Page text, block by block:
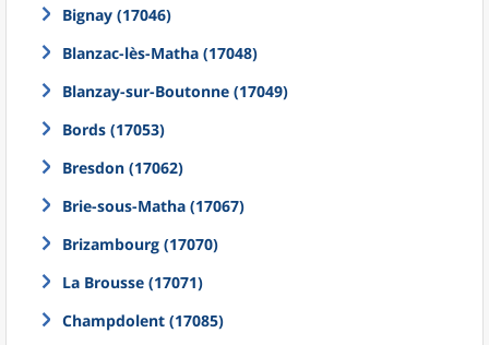
Bignay (17046)
Blanzac-lès-Matha (17048)
Blanzay-sur-Boutonne (17049)
Bords (17053)
Bresdon (17062)
Brie-sous-Matha (17067)
Brizambourg (17070)
La Brousse (17071)
Champdolent (17085)